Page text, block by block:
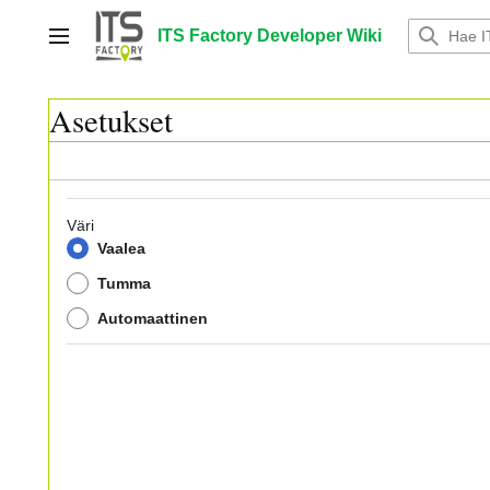
sisältöön
Päävalikko ITS Factory Developer Wiki
Asetukset
Väri
Vaalea
Tumma
Automaattinen